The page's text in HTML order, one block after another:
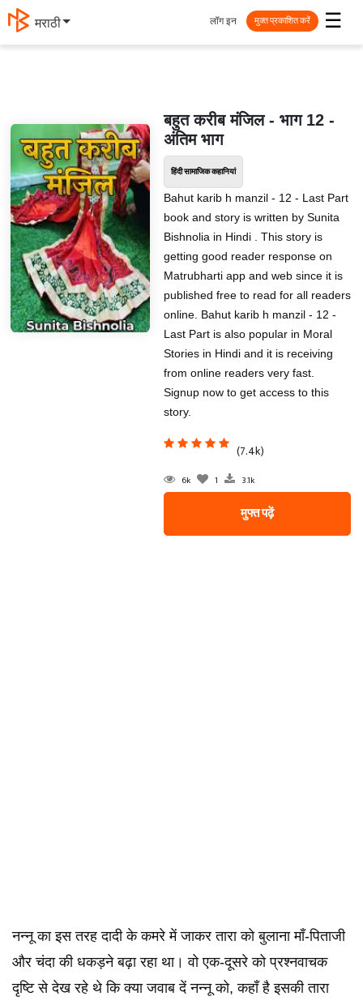
मराठी ☰
लॉग इन मुक्त प्रकाशित करें
बहुत करीब मंजिल - भाग 12 -
अंतिम भाग
हिंदी सामाजिक कहानियां
Bahut karib h manzil - 12 - Last Part
book and story is written by Sunita
Bishnolia in Hindi . This story is
getting good reader response on
Matrubharti app and web since it is
published free to read for all readers
online. Bahut karib h manzil - 12 -
Last Part is also popular in Moral
Stories in Hindi and it is receiving
from online readers very fast.
Signup now to get access to this
story.
(7.4k)
6k 1 3.1k
मुफ्त पढ़ें
नन्नू का इस तरह दादी के कमरे में जाकर तारा को बुलाना माँ-पिताजी
और चंदा की धकड़ने बढ़ा रहा था। वो एक-दूसरे को प्रश्नवाचक
दृष्टि से देख रहे थे कि क्या जवाब दें नन्नू को, कहाँ है इसकी तारा